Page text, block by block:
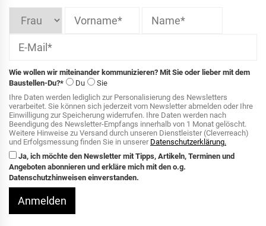
Wie wollen wir miteinander kommunizieren? Mit Sie oder lieber mit dem
Baustellen-Du?*
Du
Sie
Ihre Daten werden lediglich zur Personalisierung des Newsletters
verarbeitet. Sie können sich jederzeit vom Newsletter abmelden oder Ihre
Einwilligung zur Speicherung widerrufen. Ihre Daten werden nach
Beendigung des Newsletter-Empfangs innerhalb von 1 Monat gelöscht.
Weitere Hinweise zu Versand durch unseren Dienstleister (Cleverreach)
und Erfolgsmessung finden Sie in unserer Datenschutzerklärung.
Ja, ich möchte den Newsletter mit Tipps, Artikeln, Terminen und
Angeboten abonnieren und erkläre mich mit den o.g.
Datenschutzhinweisen einverstanden.
Anmelden